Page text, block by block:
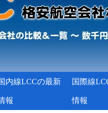
内線LCCの最新
報
国際線
情報